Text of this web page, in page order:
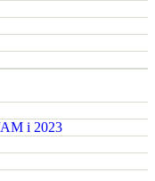
i 2023